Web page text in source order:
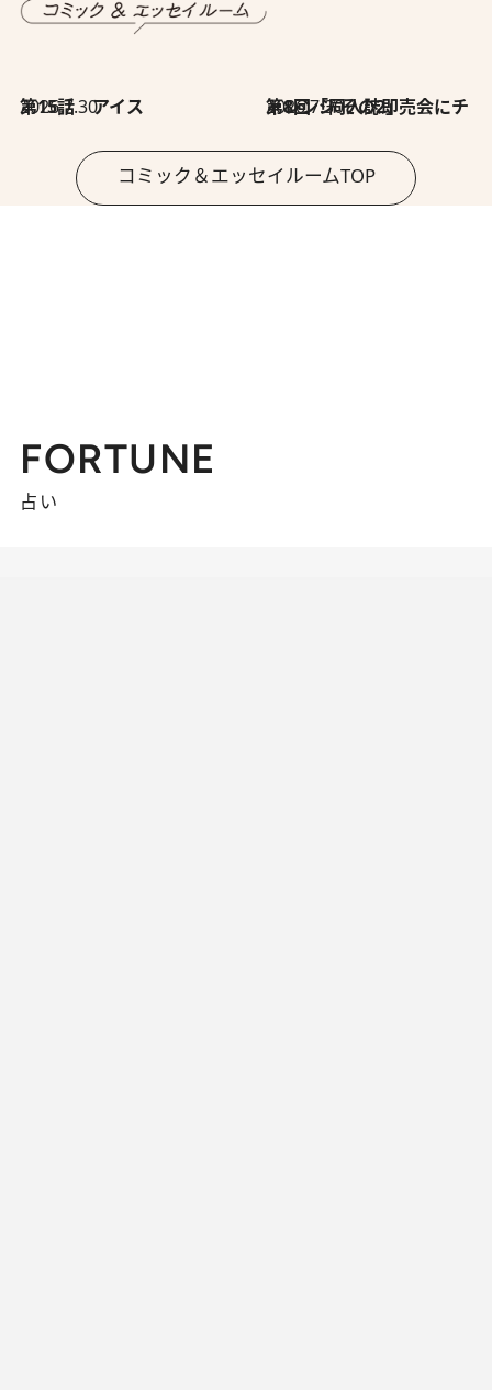
2026.7.30
第15話 アイス 2026.7.30
第8回「同人誌即売会にチャレンジ その2」
コミック＆エッセイルームTOP
FORTUNE
占い